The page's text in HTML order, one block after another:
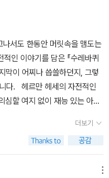
학교의 규격화된 제도, 위선적
는 이 책을 통해 자신의 사춘기
시 공부에 매달려야 하는 우리
뚜렷한 목표 없이 어른들의 강
보내고 있지는 않은가? 어른들
엇인지 알려고 하지도 않고 그
? 『수레바퀴 아래서』는 당시
도 유효한 질문을 던진다.깊이
적 인도주의의 이상과 높은 품
서도 한동안 머릿속을 맴도는
인 이야기를 담은 『수레바퀴
막이 어찌나 씁쓸하던지, 그렇
다. 헤르만 헤세의 자전적인
심할 여지 없이 재능 있는 아이
배출했지만 천재나 재능 있는
은 마을에 정말이지 저 위에
'(9쪽)이라고 말할 정도였습니
에서 재능 있는 소년들에게는
더보기